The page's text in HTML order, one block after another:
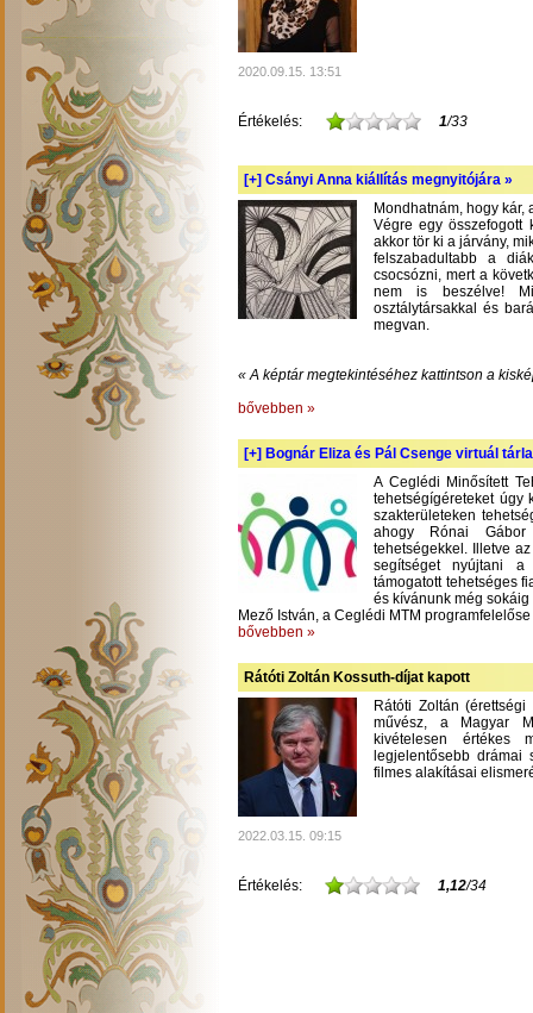
2020.09.15. 13:51
Értékelés: 1/33
[+] Csányi Anna kiállítás megnyitójára »
Mondhatnám, hogy kár,
Végre egy összefogott
akkor tör ki a járvány,
felszabadultabb a
csocsózni, mert a
nem is beszélve!
osztálytársakkal és
megvan.
« A képtár megtekintéséhez kattintson a
bővebben »
[+] Bognár Eliza és Pál Csenge virtuál
A Ceglédi Minősített
tehetségígéreteket úgy
szakterületeken
ahogy Rónai Gábor
tehetségekkel. Illetve
segítséget nyújtani a
támogatott tehetséges
és kívánunk még
Mező István, a Ceglédi MTM programfelelőse
bővebben »
Rátóti Zoltán Kossuth-díjat kapott
Rátóti Zoltán
művész, a Magyar
kivételesen értékes
legjelentősebb drámai
filmes alakításai
2022.03.15. 09:15
Értékelés: 1,12/34